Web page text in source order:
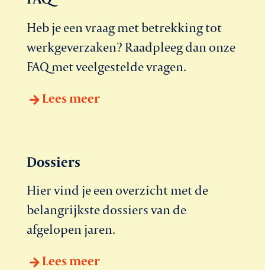
Heb je een vraag met betrekking tot
werkgeverzaken? Raadpleeg dan onze
FAQ met veelgestelde vragen.
Lees meer
Dossiers
Hier vind je een overzicht met de
belangrijkste dossiers van de
afgelopen jaren.
Lees meer